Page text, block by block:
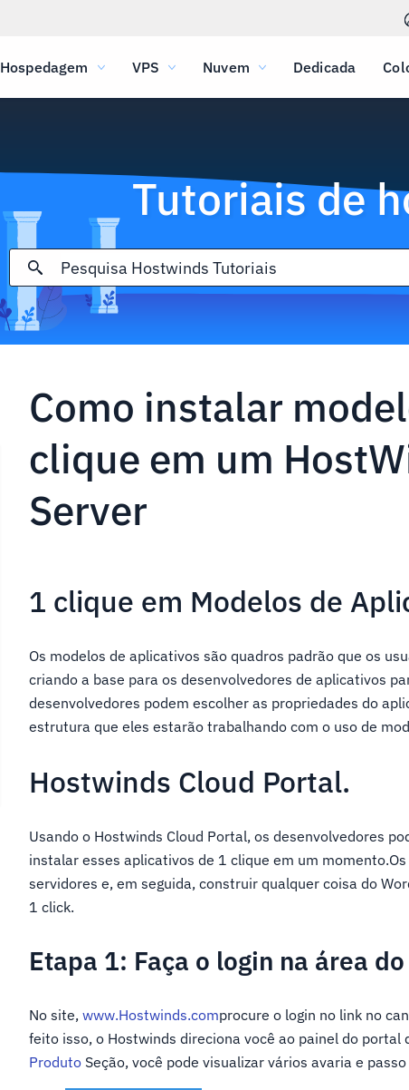
Hospedagem VPS Nuvem Dedicada
Tutoriais de
Como instalar
clique em um
Server
1 clique em Modelos de
Os modelos de aplicativos são quadros padrão que os
criando a base para os desenvolvedores de aplicativos
desenvolvedores podem escolher as propriedades do
estrutura que eles estarão trabalhando com o uso de
Hostwinds Cloud Portal.
Usando o Hostwinds Cloud Portal, os desenvolvedores
instalar esses aplicativos de 1 clique em um
servidores e, em seguida, construir qualquer coisa do
1 click.
Etapa 1: Faça o login na área
No site,www.Hostwinds.comprocure o login no link no
feito isso, o Hostwinds direciona você ao painel do portal
Produto Seção, você pode visualizar vários avaria e